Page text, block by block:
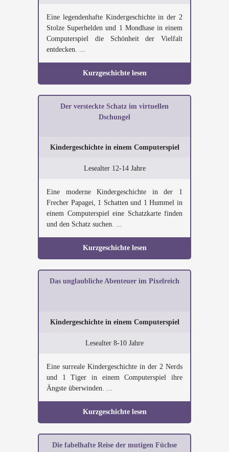
Eine legendenhafte Kindergeschichte in der 2
Stolze Superhelden und 1 Mondhase in einem
Computerspiel die Schönheit der Vielfalt
entdecken. ...
Kurzgeschichte lesen
Der versteckte Schatz im virtuellen
Dschungel
Kindergeschichte in einem Computerspiel
Lesealter 12-14 Jahre
Eine moderne Kindergeschichte in der 1
Frecher Papagei, 1 Schatten und 1 Hummel in
einem Computerspiel eine Schatzkarte finden
und den Schatz suchen. ...
Kurzgeschichte lesen
Das unglaubliche Abenteuer im Pixelreich
Kindergeschichte in einem Computerspiel
Lesealter 8-10 Jahre
Eine surreale Kindergeschichte in der 2 Nerds
und 1 Tiger in einem Computerspiel ihre
Ängste überwinden. ...
Kurzgeschichte lesen
Die fabelhafte Reise der mutigen Füchse